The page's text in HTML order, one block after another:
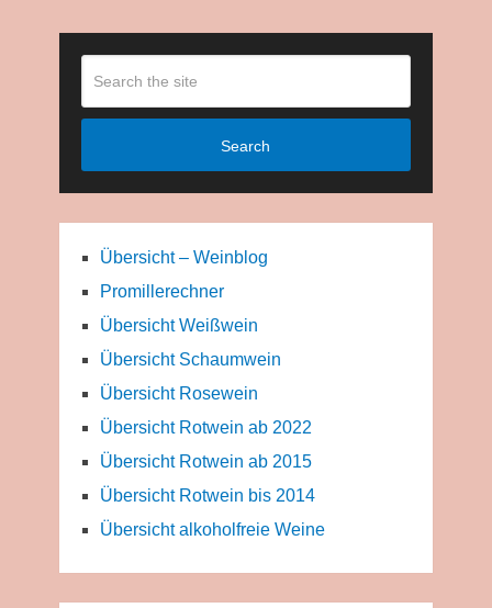
Search
Übersicht – Weinblog
Promillerechner
Übersicht Weißwein
Übersicht Schaumwein
Übersicht Rosewein
Übersicht Rotwein ab 2022
Übersicht Rotwein ab 2015
Übersicht Rotwein bis 2014
Übersicht alkoholfreie Weine